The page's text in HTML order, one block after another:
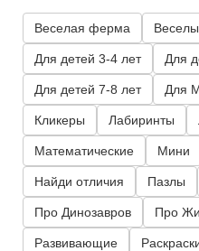
Веселая ферма
Для детей 3-4 лет Для
Для детей 7-8 лет Для
Кликеры Лабиринты
Математические Мини
Найди отличия Пазлы
Про Динозавров Про
Развивающие